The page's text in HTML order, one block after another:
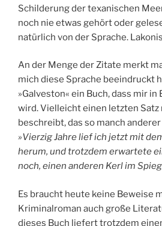
Schilderung der texanischen
noch nie etwas gehört oder
natürlich von der Sprache.
An der Menge der Zitate merkt
mich diese Sprache beeindruckt
»Galveston« ein Buch, dass mir
wird. Vielleicht einen letzten Satz
beschreibt, das so manch
»Vierzig Jahre lief ich jetzt mit
herum, und trotzdem erwartete
noch, einen anderen Kerl im
Es braucht heute keine Beweise
Kriminalroman auch große
dieses Buch liefert trotzdem